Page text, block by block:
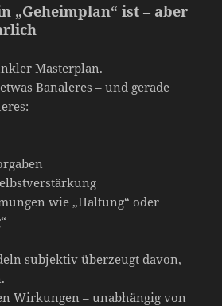
„Geheimplan“ ist – aber
Masterplan.
Banaleres – und gerade
wie „Haltung“ oder
subjektiv überzeugt davon,
Wirkungen – unabhängig von